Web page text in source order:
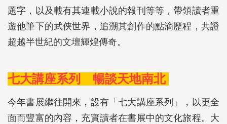
題字，以及載有其連載小說的報刊等等，帶領讀者重
遊他筆下的武俠世界，追溯其創作的點滴歷程，共證
超越半世紀的文壇輝煌傳奇。
七大講座系列 暢談天地南北
今年書展繼往開來，設有「七大講座系列」，以更全
面而豐富的內容，充實讀者在書展中的文化旅程。大